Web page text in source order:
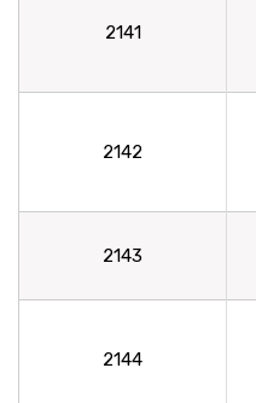
2141
2142
2143
2144